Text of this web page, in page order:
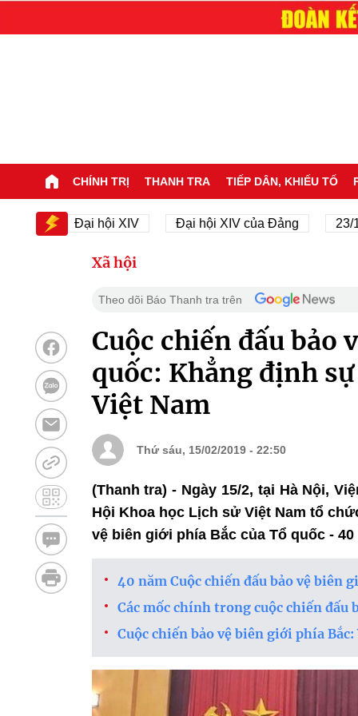
CHÍNH TRỊ THANH TRA TIẾP DÂN, KHIẾU TỐ
Đại hội XIV Đại hội XIV của Đảng 23/11/
Xã hội
Theo dõi Báo Thanh tra trên
Cuộc chiến đấu bảo
quốc: Khẳng định
Việt Nam
Thứ sáu, 15/02/2019 - 22:50
(Thanh tra) - Ngày 15/2, tại Hà Nội,
Hội Khoa học Lịch sử Việt Nam tổ
vệ biên giới phía Bắc của Tổ quốc -
40 năm Cuộc chiến đấu bảo vệ biên
Các mốc chính trong cuộc chiến đấu
Cuộc chiến bảo vệ biên giới phía